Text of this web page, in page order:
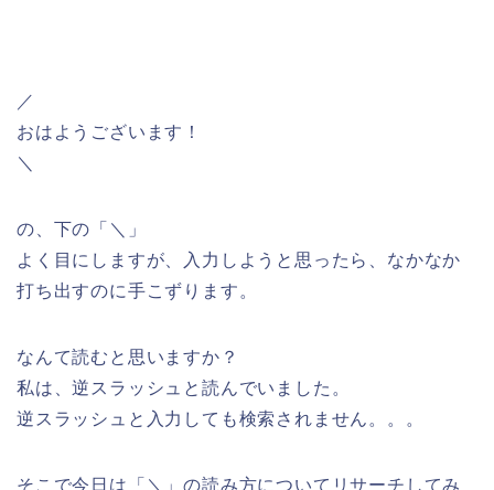
／
おはようございます！
＼
の、下の「＼」
よく目にしますが、入力しようと思ったら、なかなか
打ち出すのに手こずります。
なんて読むと思いますか？
私は、逆スラッシュと読んでいました。
逆スラッシュと入力しても検索されません。。。
そこで今日は「＼」の読み方についてリサーチしてみ